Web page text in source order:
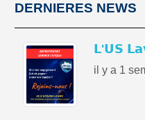
DERNIERES NEWS
𝗟'𝗨𝗦
il y a 1